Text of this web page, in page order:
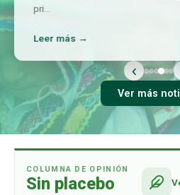
pri…
Leer más →
‹
Ver más
COLUMNA DE OPINIÓN
Sin placebo